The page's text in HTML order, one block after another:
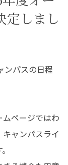
へ
定しまし
ンパスの日程
ページではわ
ャンパスライ